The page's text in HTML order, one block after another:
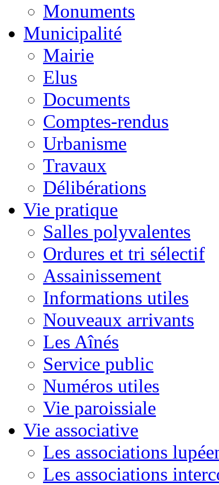
Monuments
Municipalité
Mairie
Elus
Documents
Comptes-rendus
Urbanisme
Travaux
Délibérations
Vie pratique
Salles polyvalentes
Ordures et tri sélectif
Assainissement
Informations utiles
Nouveaux arrivants
Les Aînés
Service public
Numéros utiles
Vie paroissiale
Vie associative
Les associations
Les associations